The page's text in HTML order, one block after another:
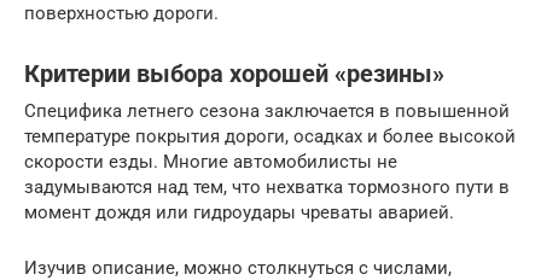
поверхностью дороги.
Критерии выбора хорошей «резины»
Специфика летнего сезона заключается в повышенной
температуре покрытия дороги, осадках и более высокой
скорости езды. Многие автомобилисты не
задумываются над тем, что нехватка тормозного пути в
момент дождя или гидроудары чреваты аварией.
Изучив описание, можно столкнуться с числами,